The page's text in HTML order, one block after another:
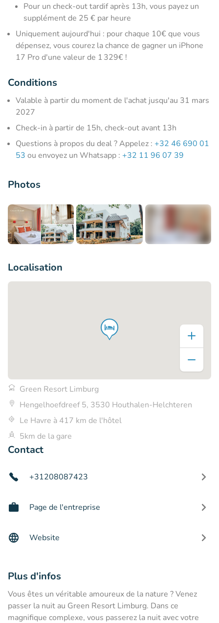
Pour un check-out tardif après 13h, vous payez un
supplément de 25 € par heure
Uniquement aujourd'hui : pour chaque 10€ que vous
dépensez, vous courez la chance de gagner un iPhone
17 Pro d'une valeur de 1 329€ !
Conditions
Valable à partir du moment de l'achat jusqu'au 31 mars
2027
Check-in à partir de 15h, check-out avant 13h
Questions à propos du deal ? Appelez : +32 46 690 01
53 ou envoyez un Whatsapp : +32 11 96 07 39
Photos
Localisation
Green Resort Limburg
Hengelhoefdreef 5, 3530 Houthalen-Helchteren
Le Havre à 417 km de l'hôtel
5km de la gare
Contact
+31208087423
Page de l'entreprise
Website
Plus d'infos
Vous êtes un véritable amoureux de la nature ? Venez
passer la nuit au Green Resort Limburg. Dans ce
magnifique complexe, vous passerez la nuit avec votre